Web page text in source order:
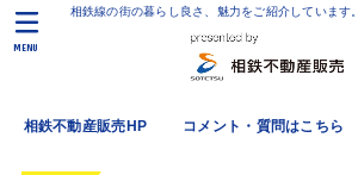
相鉄線の街の暮らし良さ、魅力をご紹介しています。
相鉄不動産販売HP コメント・質問はこちら
MENU